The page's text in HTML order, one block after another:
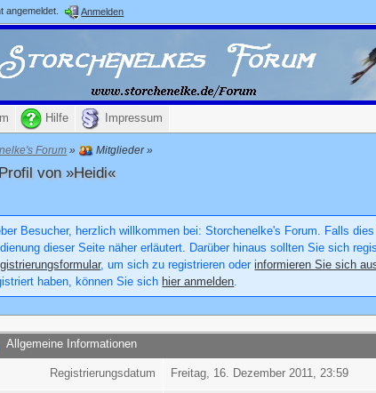
angemeldet. Anmelden
Hilfe Impressum
Forum » Mitglieder»
Profil von »Heidi«
Besucher, herzlich willkommen bei: Storchenelke's Forum. Falls
dieser Seite näher erläutert. Darüber hinaus sollten Sie sich
, um sich zu registrieren oderinformieren Sie sich
haben, können Sie sich hier anmelden.
Allgemeine Informationen
Registrierungsdatum Freitag, 16. Dezember 2011, 23:59